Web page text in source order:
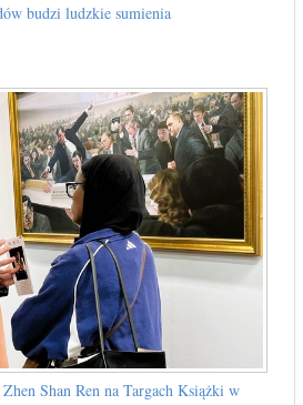
budzi ludzkie sumienia
Shan Ren na Targach Książki w